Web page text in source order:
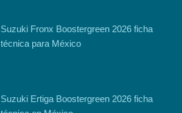
Suzuki Fronx Boostergreen 2026 ficha
técnica para México
Suzuki Ertiga Boostergreen 2026 ficha